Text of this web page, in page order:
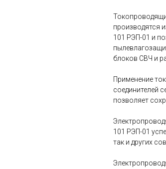
производятся
101 РЭП-01 и
блоков СВЧ и
Применение
соединителей
позволяет
101 РЭП-01
так и других